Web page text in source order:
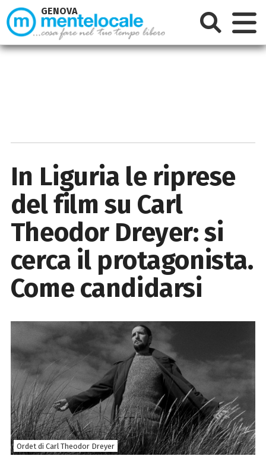
In Liguria le riprese
del film su Carl
Theodor Dreyer: si
cerca il protagonista.
Come candidarsi
Ordet di Carl Theodor Dreyer
GENOVA